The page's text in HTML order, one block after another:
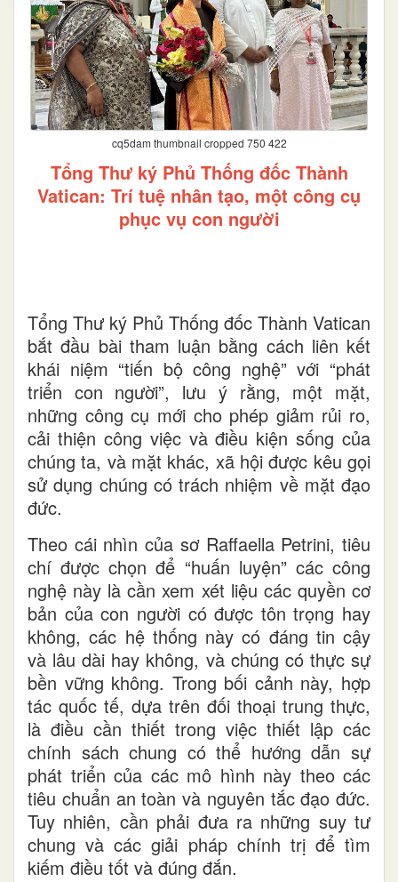
cq5dam thumbnail cropped 750 422
Tổng Thư ký Phủ Thống đốc Thành
Vatican: Trí tuệ nhân tạo, một công cụ
phục vụ con người
Tổng Thư ký Phủ Thống đốc Thành Vatican
bắt đầu bài tham luận bằng cách liên kết
khái niệm “tiến bộ công nghệ” với “phát
triển con người”, lưu ý rằng, một mặt,
những công cụ mới cho phép giảm rủi ro,
cải thiện công việc và điều kiện sống của
chúng ta, và mặt khác, xã hội được kêu gọi
sử dụng chúng có trách nhiệm về mặt đạo
đức.
Theo cái nhìn của sơ Raffaella Petrini, tiêu
chí được chọn để “huấn luyện” các công
nghệ này là cần xem xét liệu các quyền cơ
bản của con người có được tôn trọng hay
không, các hệ thống này có đáng tin cậy
và lâu dài hay không, và chúng có thực sự
bền vững không. Trong bối cảnh này, hợp
tác quốc tế, dựa trên đối thoại trung thực,
là điều cần thiết trong việc thiết lập các
chính sách chung có thể hướng dẫn sự
phát triển của các mô hình này theo các
tiêu chuẩn an toàn và nguyên tắc đạo đức.
Tuy nhiên, cần phải đưa ra những suy tư
chung và các giải pháp chính trị để tìm
kiếm điều tốt và đúng đắn.